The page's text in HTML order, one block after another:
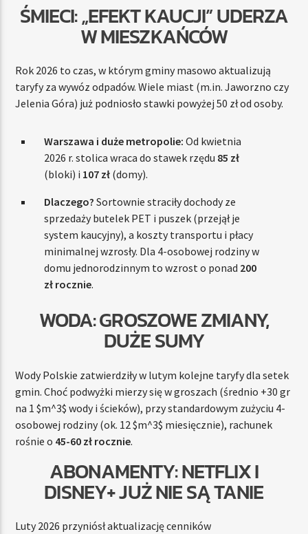
ŚMIECI: „EFEKT KAUCJI” UDERZA
W MIESZKAŃCÓW
Rok 2026 to czas, w którym gminy masowo aktualizują
taryfy za wywóz odpadów. Wiele miast (m.in. Jaworzno czy
Jelenia Góra) już podniosło stawki powyżej 50 zł od osoby.
Warszawa i duże metropolie: Od kwietnia
2026 r. stolica wraca do stawek rzędu 85 zł
(bloki) i 107 zł (domy).
Dlaczego? Sortownie straciły dochody ze
sprzedaży butelek PET i puszek (przejął je
system kaucyjny), a koszty transportu i płacy
minimalnej wzrosły. Dla 4-osobowej rodziny w
domu jednorodzinnym to wzrost o ponad 200
zł rocznie.
WODA: GROSZOWE ZMIANY,
DUŻE SUMY
Wody Polskie zatwierdziły w lutym kolejne taryfy dla setek
gmin. Choć podwyżki mierzy się w groszach (średnio +30 gr
na 1$m^3$ wody i ścieków), przy standardowym zużyciu 4-
osobowej rodziny (ok. 12$m^3$ miesięcznie), rachunek
rośnie o 45-60 zł rocznie.
ABONAMENTY: NETFLIX I
DISNEY+ JUŻ NIE SĄ TANIE
Luty 2026 przyniósł aktualizację cenników